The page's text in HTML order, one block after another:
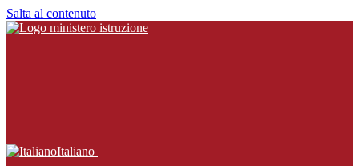
Salta al contenuto
Italiano